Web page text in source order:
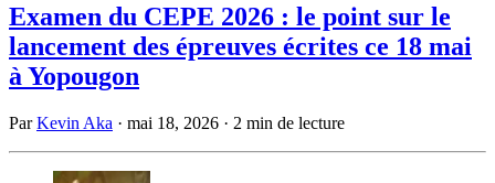
Examen du CEPE 2026 : le point sur le
lancement des épreuves écrites ce 18 mai
à Yopougon
ParKevin Aka · mai 18, 2026 · 2 min de lecture